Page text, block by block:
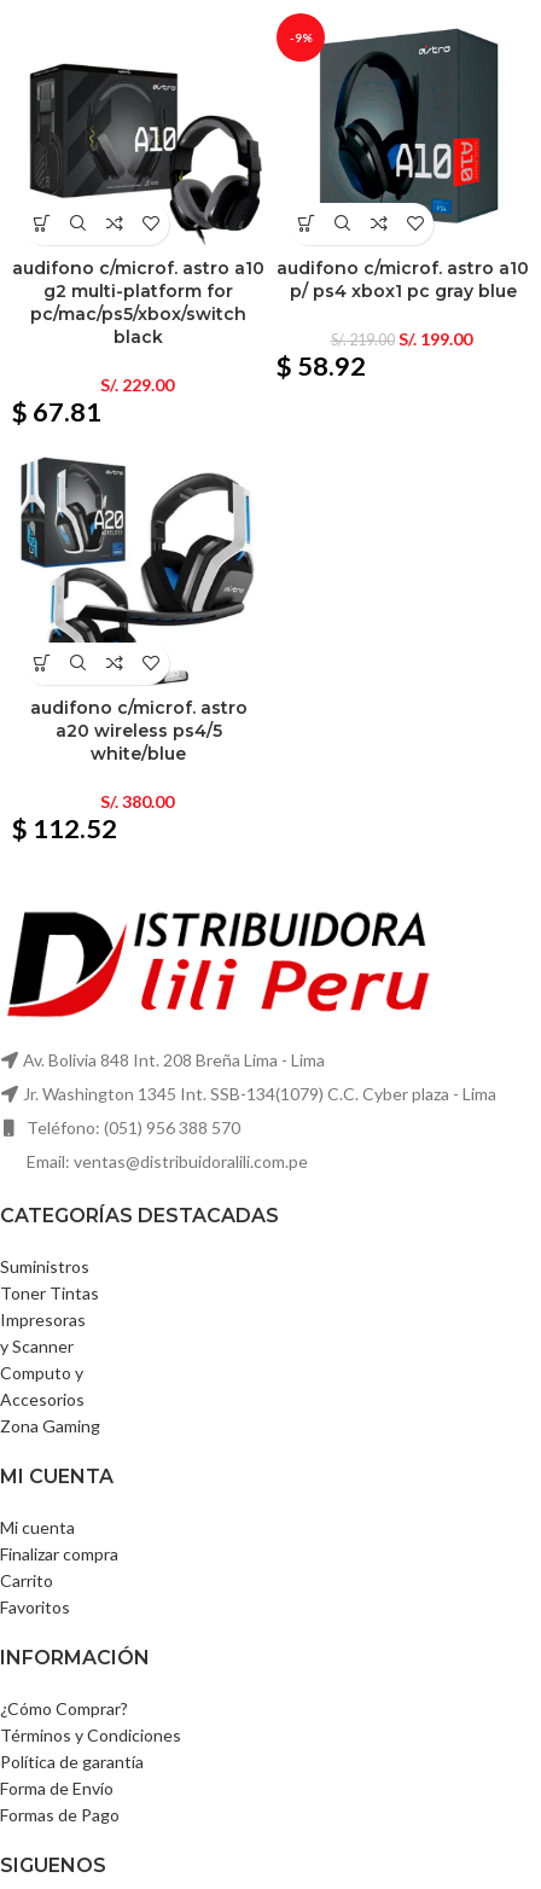
audifono c/microf. astro a10
g2 multi-platform for
pc/mac/ps5/xbox/switch
black
S/.229.00
$ 67.81
-9%
audifono c/microf. astro a10
p/ ps4 xbox1 pc gray blue
S/.219.00 S/.199.00
$ 58.92
audifono c/microf. astro
a20 wireless ps4/5
white/blue
S/.380.00
$ 112.52
Av. Bolivia 848 Int. 208 Breña Lima - Lima
Jr. Washington 1345 Int. SSB-134(1079) C.C. Cyber plaza - Lima
Teléfono: (051) 956 388 570
Email: ventas@distribuidoralili.com.pe
CATEGORÍAS DESTACADAS
Suministros
Toner Tintas
Impresoras
y Scanner
Computo y
Accesorios
Zona Gaming
MI CUENTA
Mi cuenta
Finalizar compra
Carrito
Favoritos
INFORMACIÓN
¿Cómo Comprar?
Términos y Condiciones
Política de garantía
Forma de Envío
Formas de Pago
SIGUENOS